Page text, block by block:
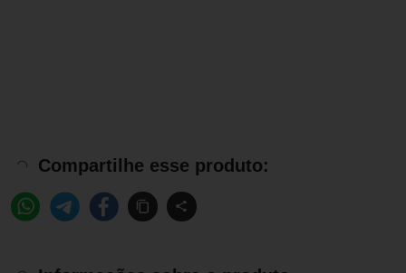
Compartilhe esse produto: